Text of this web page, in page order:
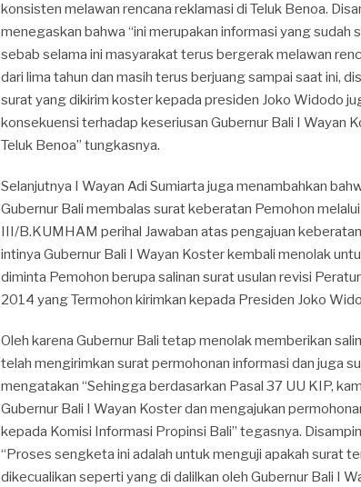
konsisten melawan rencana reklamasi di Teluk Benoa.
menegaskan bahwa “ini merupakan informasi yang sudah
sebab selama ini masyarakat terus bergerak melawan
dari lima tahun dan masih terus berjuang sampai saat ini,
surat yang dikirim koster kepada presiden Joko Widodo
konsekuensi terhadap keseriusan Gubernur Bali I Wayan
Teluk Benoa” tungkasnya.
Selanjutnya I Wayan Adi Sumiarta juga menambahkan
Gubernur Bali membalas surat keberatan Pemohon
III/B.KUMHAM perihal Jawaban atas pengajuan
intinya Gubernur Bali I Wayan Koster kembali menolak
diminta Pemohon berupa salinan surat usulan revisi
2014 yang Termohon kirimkan kepada Presiden Joko
Oleh karena Gubernur Bali tetap menolak memberikan
telah mengirimkan surat permohonan informasi dan juga
mengatakan “Sehingga berdasarkan Pasal 37 UU KIP,
Gubernur Bali I Wayan Koster dan mengajukan
kepada Komisi Informasi Propinsi Bali” tegasnya.
“Proses sengketa ini adalah untuk menguji apakah surat
dikecualikan seperti yang di dalilkan oleh Gubernur Bali I